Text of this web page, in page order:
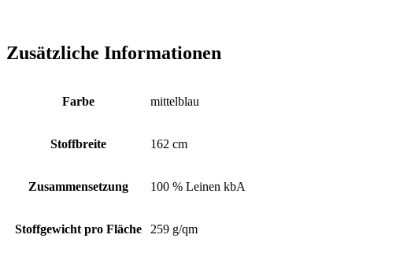
Zusätzliche Informationen
Farbe mittelblau
Stoffbreite 162 cm
Zusammensetzung 100 % Leinen kbA
Stoffgewicht pro Fläche 259 g/qm